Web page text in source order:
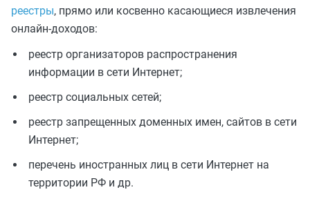
реестры, прямо или косвенно касающиеся извлечения
онлайн-доходов:
реестр организаторов распространения
информации в сети Интернет;
реестр социальных сетей;
реестр запрещенных доменных имен, сайтов в сети
Интернет;
перечень иностранных лиц в сети Интернет на
территории РФ и др.